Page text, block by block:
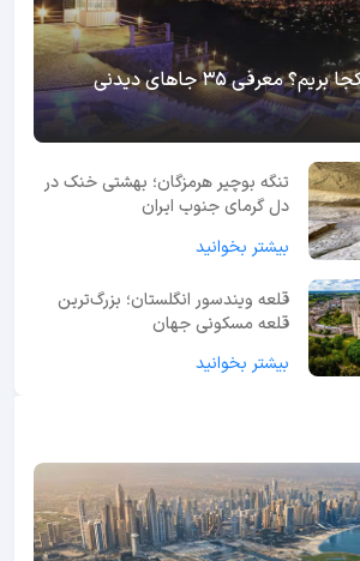
شب‌های مشهد کجا بریم؟ معرفی 35 جاهای دیدنی
تنگه بوچیر هرمزگان؛ بهشتی خنک در
دل گرمای جنوب ایران
بیشتر بخوانید
قلعه ویندسور انگلستان؛ بزرگ‌ترین
قلعه مسکونی جهان
بیشتر بخوانید